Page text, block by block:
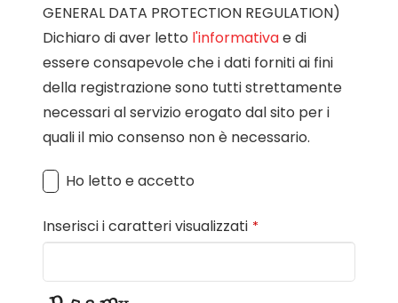
GENERAL DATA PROTECTION REGULATION)
Dichiaro di aver letto l'informativae di
essere consapevole che i dati forniti ai fini
della registrazione sono tutti strettamente
necessari al servizio erogato dal sito per i
quali il mio consenso non è necessario.
Ho letto e accetto
Inserisci i caratteri visualizzati *